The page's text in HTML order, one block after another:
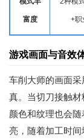
富度 +职
游戏画面与音效
车削大师的画面
真。当切刀接触
颜色和纹理也会
亮，随着加工时间